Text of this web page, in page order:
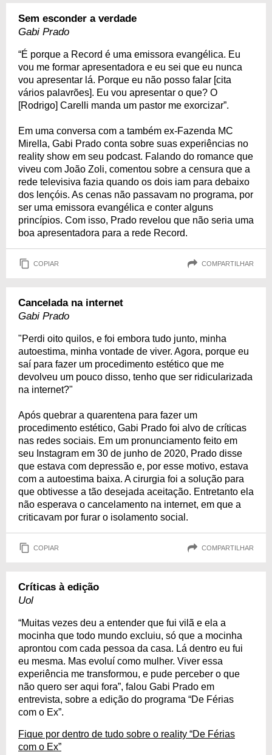
Sem esconder a verdade
Gabi Prado
“É porque a Record é uma emissora evangélica. Eu
vou me formar apresentadora e eu sei que eu nunca
vou apresentar lá. Porque eu não posso falar [cita
vários palavrões]. Eu vou apresentar o que? O
[Rodrigo] Carelli manda um pastor me exorcizar”.
Em uma conversa com a também ex-Fazenda MC
Mirella, Gabi Prado conta sobre suas experiências no
reality show em seu podcast. Falando do romance que
viveu com João Zoli, comentou sobre a censura que a
rede televisiva fazia quando os dois iam para debaixo
dos lençóis. As cenas não passavam no programa, por
ser uma emissora evangélica e conter alguns
princípios. Com isso, Prado revelou que não seria uma
boa apresentadora para a rede Record.
COPIAR COMPARTILHAR
Cancelada na internet
Gabi Prado
"Perdi oito quilos, e foi embora tudo junto, minha
autoestima, minha vontade de viver. Agora, porque eu
saí para fazer um procedimento estético que me
devolveu um pouco disso, tenho que ser ridicularizada
na internet?"
Após quebrar a quarentena para fazer um
procedimento estético, Gabi Prado foi alvo de críticas
nas redes sociais. Em um pronunciamento feito em
seu Instagram em 30 de junho de 2020, Prado disse
que estava com depressão e, por esse motivo, estava
com a autoestima baixa. A cirurgia foi a solução para
que obtivesse a tão desejada aceitação. Entretanto ela
não esperava o cancelamento na internet, em que a
criticavam por furar o isolamento social.
COPIAR COMPARTILHAR
Críticas à edição
Uol
“Muitas vezes deu a entender que fui vilã e ela a
mocinha que todo mundo excluiu, só que a mocinha
aprontou com cada pessoa da casa. Lá dentro eu fui
eu mesma. Mas evoluí como mulher. Viver essa
experiência me transformou, e pude perceber o que
não quero ser aqui fora”, falou Gabi Prado em
entrevista, sobre a edição do programa “De Férias
com o Ex”.
Fique por dentro de tudo sobre o reality “De Férias
com o Ex”